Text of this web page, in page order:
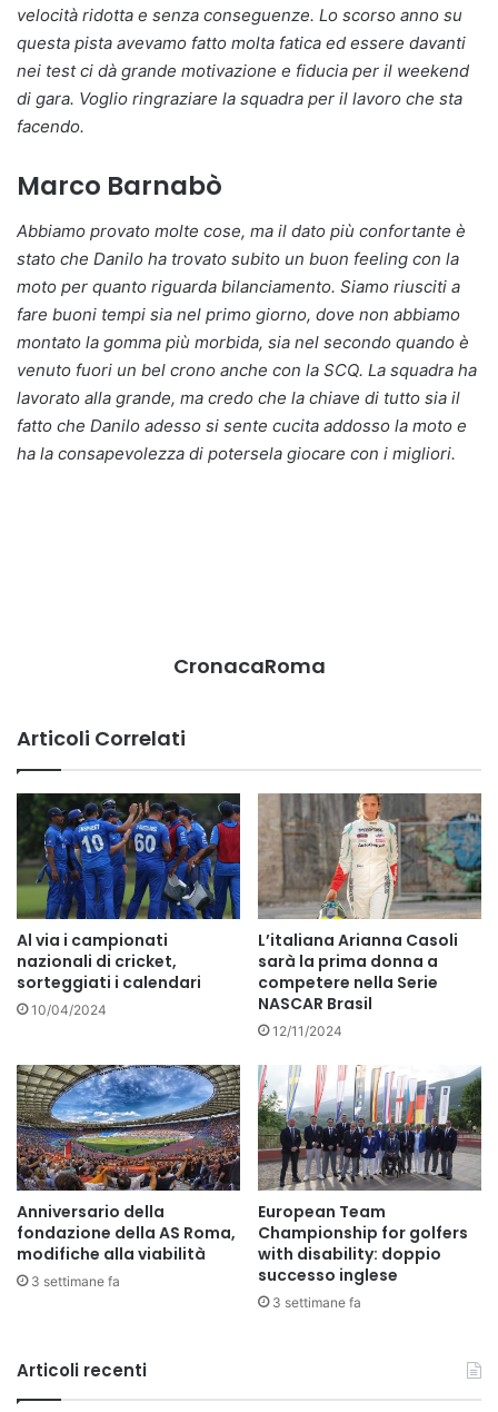
velocità ridotta e senza conseguenze. Lo scorso anno su
questa pista avevamo fatto molta fatica ed essere davanti
nei test ci dà grande motivazione e fiducia per il weekend
di gara. Voglio ringraziare la squadra per il lavoro che sta
facendo.
Marco Barnabò
Abbiamo provato molte cose, ma il dato più confortante è
stato che Danilo ha trovato subito un buon feeling con la
moto per quanto riguarda bilanciamento. Siamo riusciti a
fare buoni tempi sia nel primo giorno, dove non abbiamo
montato la gomma più morbida, sia nel secondo quando è
venuto fuori un bel crono anche con la SCQ. La squadra ha
lavorato alla grande, ma credo che la chiave di tutto sia il
fatto che Danilo adesso si sente cucita addosso la moto e
ha la consapevolezza di potersela giocare con i migliori.
CronacaRoma
Articoli Correlati
Al via i campionati
nazionali di cricket,
sorteggiati i calendari
10/04/2024
L’italiana Arianna Casoli
sarà la prima donna a
competere nella Serie
NASCAR Brasil
12/11/2024
Anniversario della
fondazione della AS Roma,
modifiche alla viabilità
3 settimane fa
European Team
Championship for golfers
with disability: doppio
successo inglese
3 settimane fa
Articoli recenti